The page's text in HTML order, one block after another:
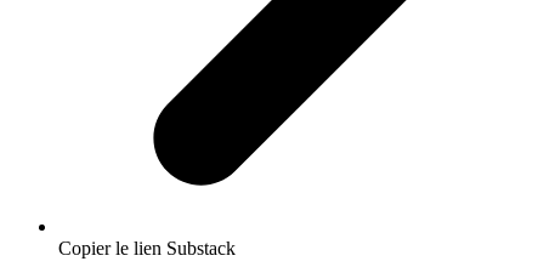
Copier le lien Substack